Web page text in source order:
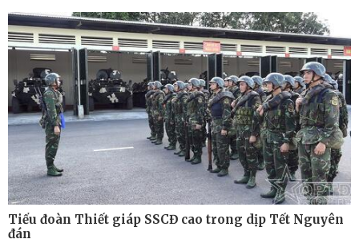
Tiểu đoàn Thiết giáp hoàn thành tốt diễn tập chiến
thuật có bắn đạn thật
Nơi sinh viên rèn ý trí, luyện kỹ năng
Tiểu đoàn Thiết giáp SSCĐ cao trong dịp Tết Nguyên
đán